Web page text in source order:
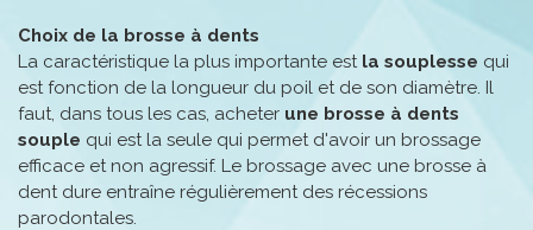
Choix de la brosse à dents
La caractéristique la plus importante est la souplesse qui
est fonction de la longueur du poil et de son diamètre. Il
faut, dans tous les cas, acheter une brosse à dents
souple qui est la seule qui permet d'avoir un brossage
efficace et non agressif. Le brossage avec une brosse à
dent dure entraîne régulièrement des récessions
parodontales.